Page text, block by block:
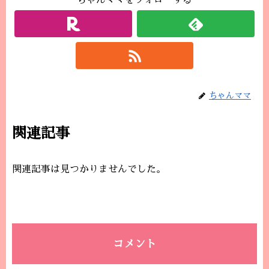
ちゃんママ
関連記事
関連記事は見つかりませんでした。
コメント